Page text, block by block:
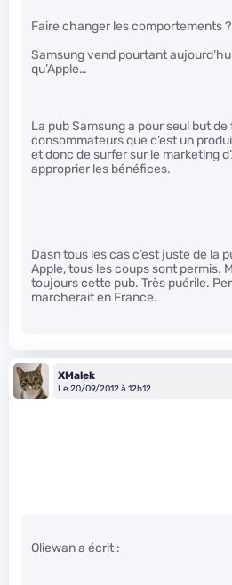
Faire changer les comportements ?
Samsung vend pourtant
qu’Apple…
La pub Samsung a pour seul but
consommateurs que c’est un
et donc de surfer sur le marketing
approprier les bénéfices.
Dasn tous les cas c’est juste de la
Apple, tous les coups sont permis.
toujours cette pub. Très puérile.
marcherait en France.
XMalek
Le 20/09/2012 à 12h12
Oliewan a écrit :